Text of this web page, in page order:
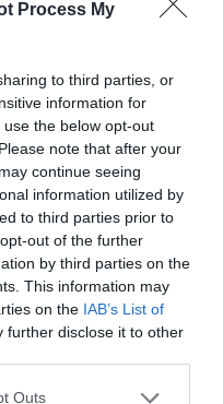
Process My
to third parties, or
information for
the below opt-out
note that after your
continue seeing
information utilized by
to third parties prior to
out of the further
by third parties on the
This information may
on the IAB’s List of
further disclose it to other
Outs
στρατιωτών, η Μόσχα
για την ανταλλαγή
του Πενταγώνου,
στείλει ενσιχύσεις από
στο Κουρσκ».
Πούτιν, ο πρόεδρος της
έκανε έκκληση σε
για τον